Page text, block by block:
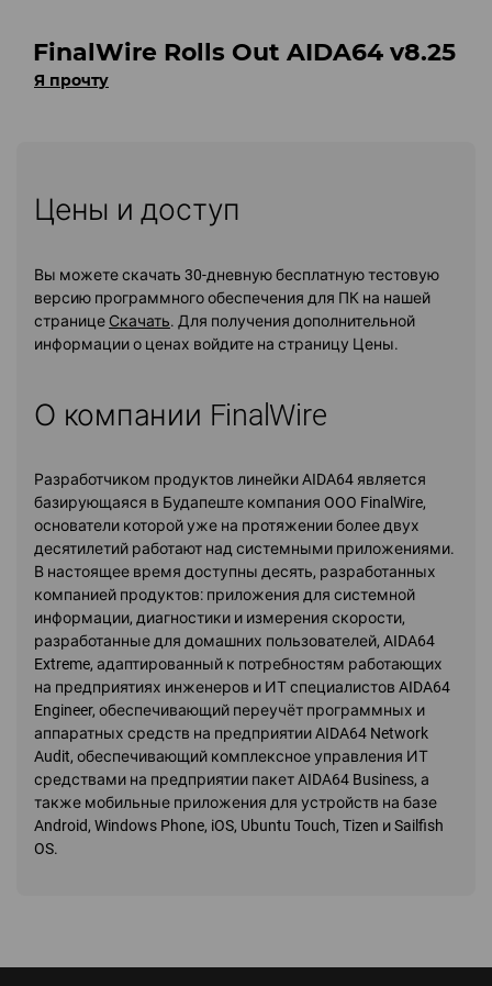
FinalWire Rolls Out AIDA64 v8.25
Я прочту
Цены и доступ
Вы можете скачать 30-дневную бесплатную тестовую
версию программного обеспечения для ПК на нашей
странице Скачать. Для получения дополнительной
информации о ценах войдите на страницу Цены.
О компании FinalWire
Разработчиком продуктов линейки AIDA64 является
базирующаяся в Будапеште компания OOO FinalWire,
основатели которой уже на протяжении более двух
десятилетий работают над системными приложениями.
В настоящее время доступны десять, разработанных
компанией продуктов: приложения для системной
информации, диагностики и измерения скорости,
разработанные для домашних пользователей, AIDA64
Extreme, адаптированный к потребностям работающих
на предприятиях инженеров и ИТ специалистов AIDA64
Engineer, обеспечивающий переучёт программных и
аппаратных средств на предприятии AIDA64 Network
Audit, обеспечивающий комплексное управления ИТ
средствами на предприятии пакет AIDA64 Business, а
также мобильные приложения для устройств на базе
Android, Windows Phone, iOS, Ubuntu Touch, Tizen и Sailfish
OS.